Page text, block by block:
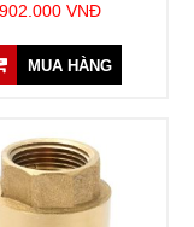
902.000 VNĐ
MUA HÀNG